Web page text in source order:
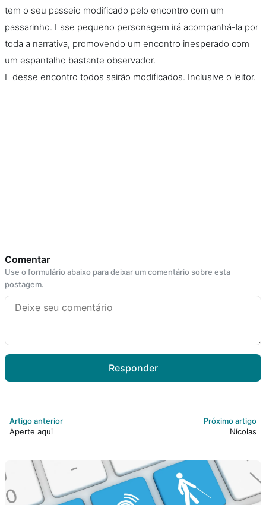
tem o seu passeio modificado pelo encontro com um
passarinho. Esse pequeno personagem irá acompanhá-la por
toda a narrativa, promovendo um encontro inesperado com
um espantalho bastante observador.
E desse encontro todos sairão modificados. Inclusive o leitor.
Comentar
Use o formulário abaixo para deixar um comentário sobre esta
postagem.
Responder
Artigo anterior
Aperte aqui
Próximo artigo
Nícolas